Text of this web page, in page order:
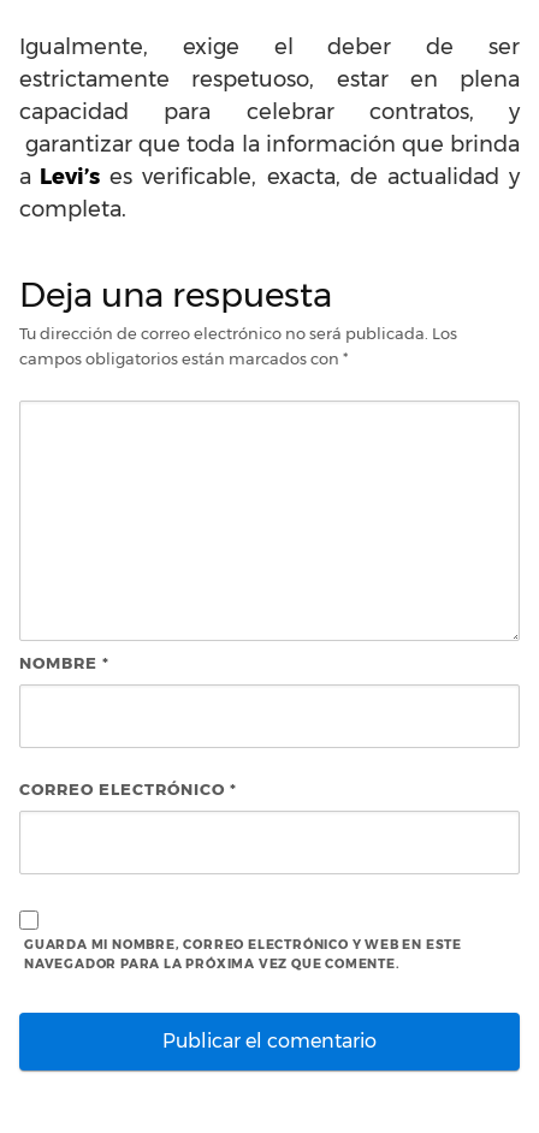
Igualmente, exige el deber de ser
estrictamente respetuoso, estar en plena
capacidad para celebrar contratos, y
garantizar que toda la información que brinda
a Levi’s es verificable, exacta, de actualidad y
completa.
Deja una respuesta
Tu dirección de correo electrónico no será publicada. Los
campos obligatorios están marcados con *
NOMBRE *
CORREO ELECTRÓNICO *
GUARDA MI NOMBRE, CORREO ELECTRÓNICO Y WEB EN ESTE
NAVEGADOR PARA LA PRÓXIMA VEZ QUE COMENTE.